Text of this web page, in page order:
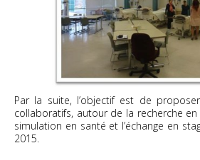
Par la suite, l’objectif est de
collaboratifs, autour de la recherche
simulation en santé et l’échange en
2015.